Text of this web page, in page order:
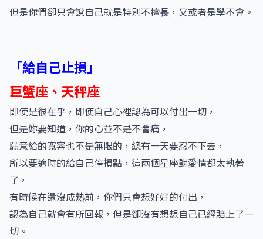
但是你們卻只會說自己就是特別不擅長，又或者是學不會。
「給自己止損」
巨蟹座、天秤座
即使是很在乎，即使自己心裡認為可以付出一切，
但是妳要知道，你的心並不是不會痛，
願意給的寬容也不是無限的，總有一天要忍不下去，
所以要適時的給自己停損點，這兩個星座對愛情都太執著
了，
有時候在還沒成熟前，你們只會想好好的付出，
認為自己就會有所回報，但是卻沒有想想自己已經賠上了一
切。